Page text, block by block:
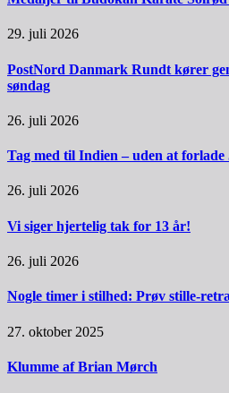
29. juli 2026
PostNord Danmark Rundt kører
søndag
26. juli 2026
Tag med til Indien – uden at forlade
26. juli 2026
Vi siger hjertelig tak for 13 år!
26. juli 2026
Nogle timer i stilhed: Prøv stille-
27. oktober 2025
Klumme af Brian Mørch